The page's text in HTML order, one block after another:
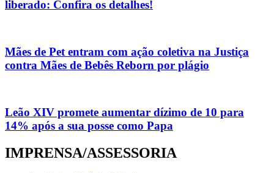
liberado: Confira os detalhes!
Mães de Pet entram com ação coletiva na Justiça
contra Mães de Bebês Reborn por plágio
Leão XIV promete aumentar dízimo de 10 para
14% após a sua posse como Papa
IMPRENSA/ASSESSORIA